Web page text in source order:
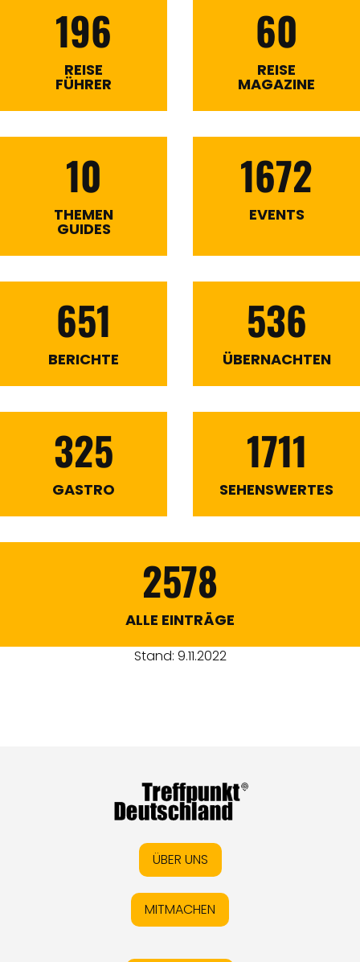
196
REISE
FÜHRER
60
REISE
MAGAZINE
10
THEMEN
GUIDES
1672
EVENTS
651
BERICHTE
536
ÜBERNACHTEN
325
GASTRO
1711
SEHENSWERTES
2578
ALLE EINTRÄGE
Stand: 9.11.2022
ÜBER UNS
MITMACHEN